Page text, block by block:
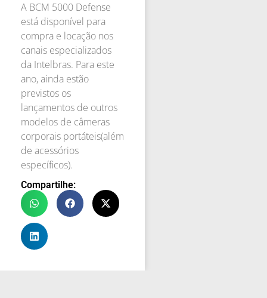
A BCM 5000 Defense
está disponível para
compra e locação nos
canais especializados
da Intelbras. Para este
ano, ainda estão
previstos os
lançamentos de outros
modelos de câmeras
corporais portáteis(além
de acessórios
específicos).
Compartilhe: